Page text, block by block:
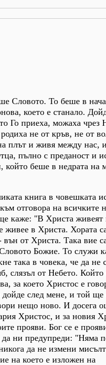
Словото. То беше в
което е станало.
Го приеха, можаха чрез
не от кръв, не от
плът и живя между нас,
пълно с преданост и
който беше в недрата на
книга в човешката
отговора на всичките
каже: "В Христа живеят
живее в Христа. Хората
вън от Христа. Така вие
Божие. То служи
така в човека, че да не
слязъл от Небето. Който
за което Христос е
след мене, и той ще
нещо ново. И досега
Христос, и за новия
прояви. Бог се е
ни предупреди: "Няма
да не измени
на което е изложен на